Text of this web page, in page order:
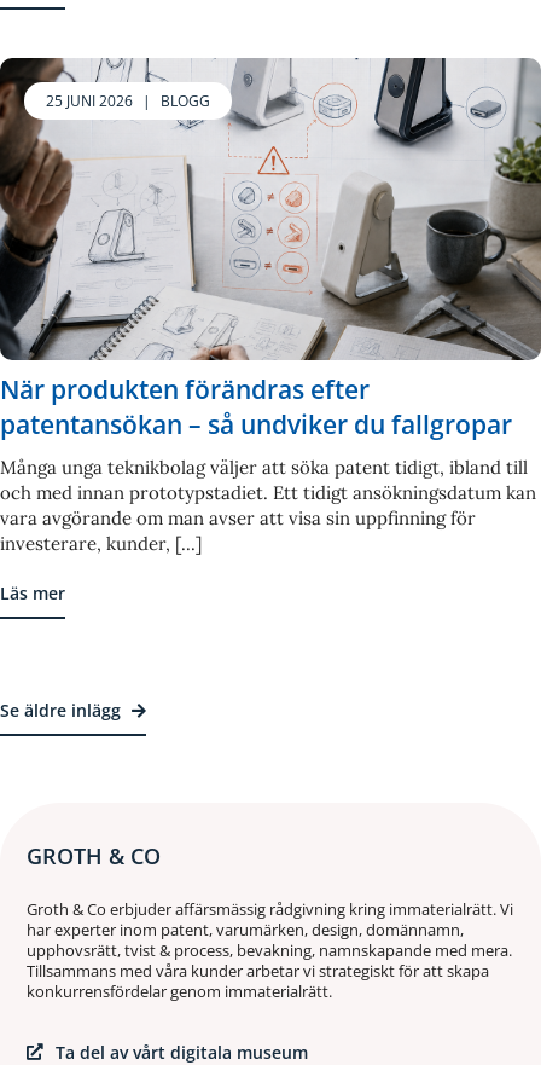
Se äldre inlägg
25 JUNI 2026 | BLOGG
När produkten förändras efter
patentansökan – så undviker du fallgropar
Många unga teknikbolag väljer att söka patent tidigt, ibland till
och med innan prototypstadiet. Ett tidigt ansökningsdatum kan
vara avgörande om man avser att visa sin uppfinning för
investerare, kunder, [...]
Läs mer
GROTH & CO
Groth & Co erbjuder affärsmässig rådgivning kring immaterialrätt. Vi
har experter inom patent, varumärken, design, domännamn,
upphovsrätt, tvist & process, bevakning, namnskapande med mera.
Tillsammans med våra kunder arbetar vi strategiskt för att skapa
konkurrensfördelar genom immaterialrätt.
Ta del av vårt digitala museum